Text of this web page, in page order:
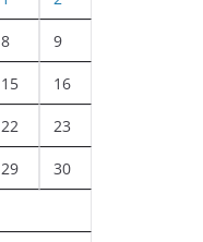
8 9
15 16
22 23
29 30